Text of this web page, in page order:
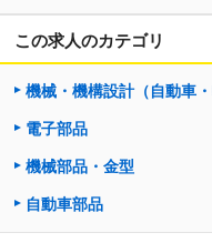
この求人のカテゴリ
機械・機構設計（自動車
電子部品
機械部品・金型
自動車部品